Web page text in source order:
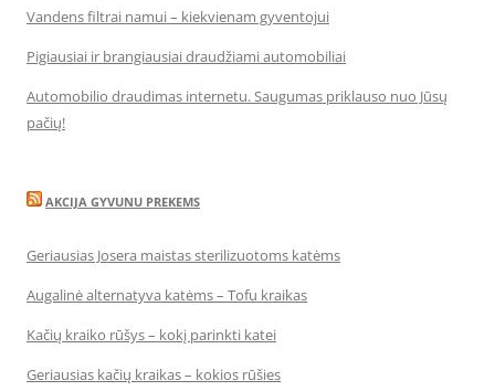
Vandens filtrai namui – kiekvienam gyventojui
Pigiausiai ir brangiausiai draudžiami automobiliai
Automobilio draudimas internetu. Saugumas priklauso nuo Jūsų
pačių!
AKCIJA GYVUNU PREKEMS
Geriausias Josera maistas sterilizuotoms katėms
Augalinė alternatyva katėms – Tofu kraikas
Kačių kraiko rūšys – kokį parinkti katei
Geriausias kačių kraikas – kokios rūšies